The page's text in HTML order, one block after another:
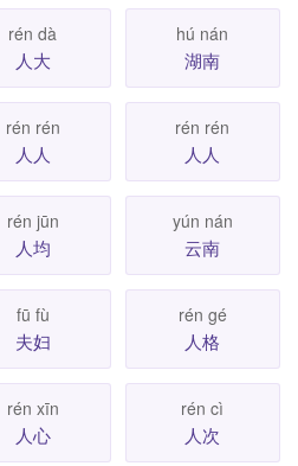
rén dà
人大
hú nán
湖南
rén rén
人人
rén rén
人人
rén jūn
人均
yún nán
云南
fū fù
夫妇
rén gé
人格
rén xīn
人心
rén cì
人次